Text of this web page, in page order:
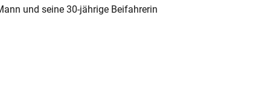
und seine 30-jährige Beifahrerin